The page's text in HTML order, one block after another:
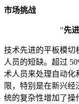
市场挑战
"先
技术先进的平板模切
人员的短缺。超过
术人员来处理自动化
限，特别是在新兴
统的复杂性增加了操